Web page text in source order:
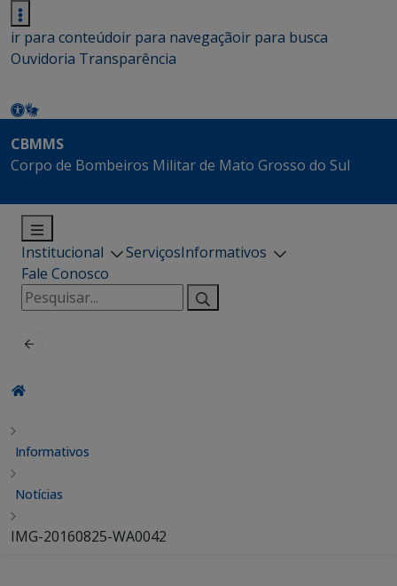
ir para conteúdoir para navegaçãoir para busca
Ouvidoria Transparência
CBMMS
Corpo de Bombeiros Militar de Mato Grosso do Sul
Institucional ServiçosInformativos
Fale Conosco
Pesquisar
por:
Informativos
Notícias
IMG-20160825-WA0042